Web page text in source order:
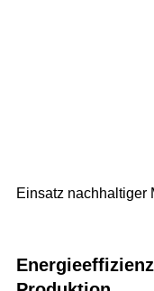
Einsatz nachhaltiger